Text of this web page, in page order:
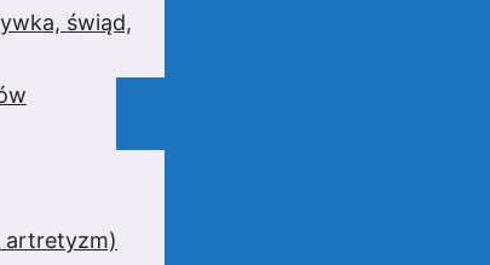
świąd,
artretyzm)